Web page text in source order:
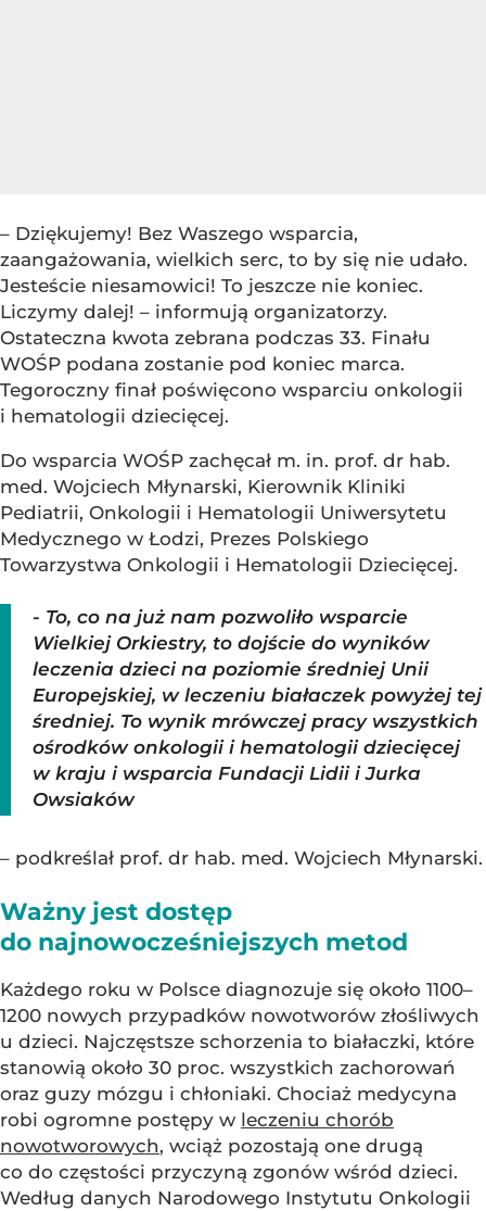
– Dziękujemy! Bez Waszego wsparcia,
zaangażowania, wielkich serc, to by się nie udało.
Jesteście niesamowici! To jeszcze nie koniec.
Liczymy dalej! – informują organizatorzy.
Ostateczna kwota zebrana podczas 33. Finału
WOŚP podana zostanie pod koniec marca.
Tegoroczny finał poświęcono wsparciu onkologii
i hematologii dziecięcej.
Do wsparcia WOŚP zachęcał m. in. prof. dr hab.
med. Wojciech Młynarski, Kierownik Kliniki
Pediatrii, Onkologii i Hematologii Uniwersytetu
Medycznego w Łodzi, Prezes Polskiego
Towarzystwa Onkologii i Hematologii Dziecięcej.
- To, co na już nam pozwoliło wsparcie
Wielkiej Orkiestry, to dojście do wyników
leczenia dzieci na poziomie średniej Unii
Europejskiej, w leczeniu białaczek powyżej tej
średniej. To wynik mrówczej pracy wszystkich
ośrodków onkologii i hematologii dziecięcej
w kraju i wsparcia Fundacji Lidii i Jurka
Owsiaków
– podkreślał prof. dr hab. med. Wojciech Młynarski.
Ważny jest dostęp
do najnowocześniejszych metod
Każdego roku w Polsce diagnozuje się około 1100–
1200 nowych przypadków nowotworów złośliwych
u dzieci. Najczęstsze schorzenia to białaczki, które
stanowią około 30 proc. wszystkich zachorowań
oraz guzy mózgu i chłoniaki. Chociaż medycyna
robi ogromne postępy w leczeniu chorób
nowotworowych, wciąż pozostają one drugą
co do częstości przyczyną zgonów wśród dzieci.
Według danych Narodowego Instytutu Onkologii